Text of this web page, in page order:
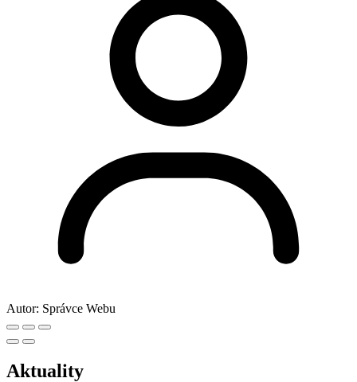
Autor: Správce Webu
Aktuality